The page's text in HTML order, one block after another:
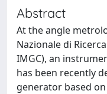
Abstract
At the angle
Nazionale di
IMGC), an
has been recently
generator based